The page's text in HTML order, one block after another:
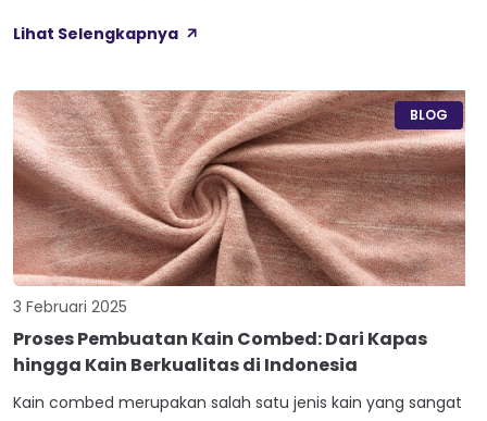
satu penyebab utamanya? Salah memilih kain! Oleh karena
sangat penting untuk memastikan produk distro lebih
unggul […]
Lihat Selengkapnya
BLOG
3 Februari 2025
Proses Pembuatan Kain Combed: Dari Kapas
hingga Kain Berkualitas di Indonesia
Kain combed merupakan salah satu jenis kain yang sangat